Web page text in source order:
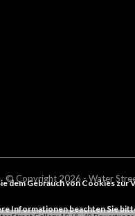
© Copyright 2026 - Water
dem Gebrauch von Cookies zur
Informationen beachten Sie